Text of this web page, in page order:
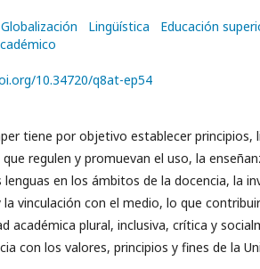
Globalización Lingüística
Educación
10.34720/q8at-ep54
tiene por objetivo establecer principios,
regulen y promuevan el uso, la
lenguas en los ámbitos de la docencia, la
la vinculación con el medio, lo que
académica plural, inclusiva, crítica y
con los valores, principios y fines de la